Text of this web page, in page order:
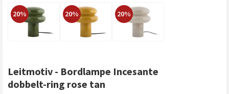
20% 20% 20%
Leitmotiv - Bordlampe Incesante
dobbelt-ring rose tan